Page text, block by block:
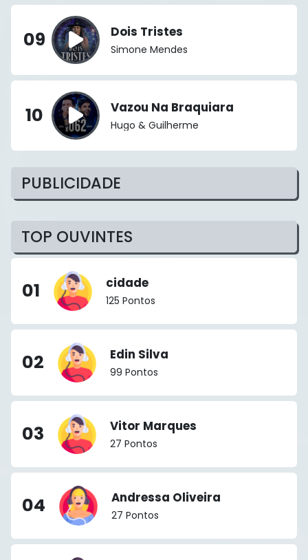
09 Dois Tristes
Simone Mendes
10 Vazou Na Braquiara
Hugo & Guilherme
PUBLICIDADE
TOP OUVINTES
01 cidade
125 Pontos
02 Edin Silva
99 Pontos
03 Vitor Marques
27 Pontos
04 Andressa Oliveira
27 Pontos